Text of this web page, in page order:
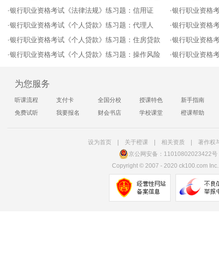
·银行职业资格考试《法律法规》练习题：信用证 ·银行职业资格
·银行职业资格考试《个人贷款》练习题：代理人 ·银行职业资格
·银行职业资格考试《个人贷款》练习题：住房贷款 ·银行职业资格
·银行职业资格考试《个人贷款》练习题：操作风险 ·银行职业资格
为您服务
听课流程 支付卡 全国分校 授课特色
新手指南
免费试听
我要报名 财会书店 学校课堂 橙课帮助
设为首页| 关于橙课| 相关资质
著作权
京公网安备：11010802023422号
Copyright ©2007 - 2020 ck100.com